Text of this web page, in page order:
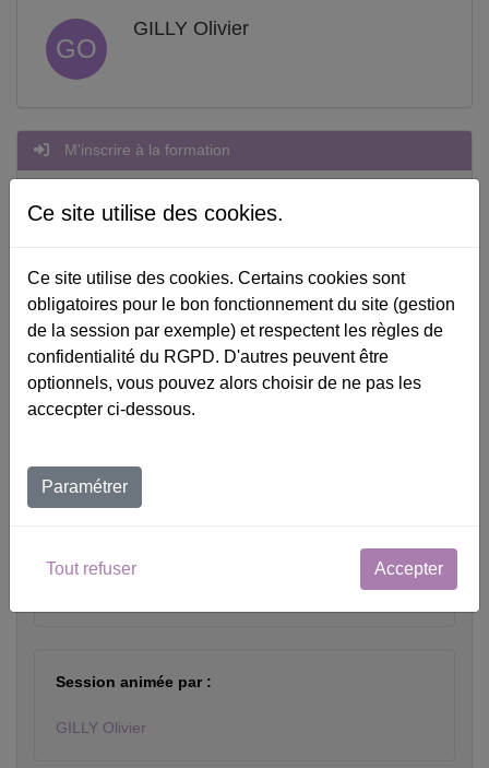
GO
GILLY Olivier
M'inscrire à la formation
Veuillez décrire votre situation
Choix de la session
du 30/03/27 au 31/03/27 - APLF salle de formation - Paris (75) -
APLF salle de formation - 26 boulevard Brune
Session animée par :
GILLY Olivier
Ce site utilise des cookies.
Ce site utilise des cookies. Certains cookies sont
obligatoires pour le bon fonctionnement du site (gestion
de la session par exemple) et respectent les règles de
confidentialité du RGPD. D'autres peuvent être
optionnels, vous pouvez alors choisir de ne pas les
accecpter ci-dessous.
Paramétrer
Tout refuser Accepter